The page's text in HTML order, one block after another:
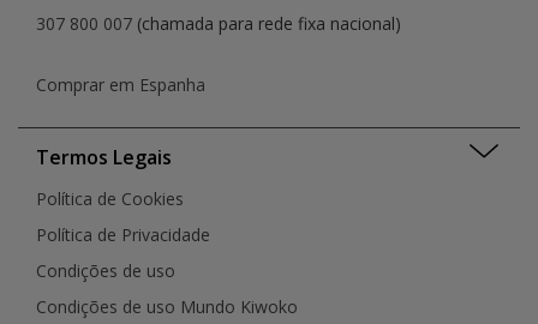
307 800 007 (chamada para rede fixa nacional)
Comprar em Espanha
Termos Legais
Política de Cookies
Política de Privacidade
Condições de uso
Condições de uso Mundo Kiwoko